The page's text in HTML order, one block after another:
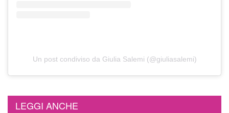
Un post condiviso da Giulia Salemi (@giuliasalemi)
LEGGI ANCHE